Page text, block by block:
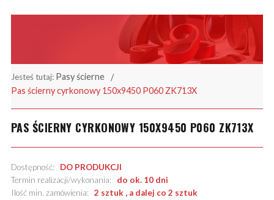
Jesteś tutaj: Pasy ścierne
Pas ścierny cyrkonowy 150x9450 P060 ZK713X
PAS ŚCIERNY CYRKONOWY 150X9450 P060 ZK713X
Dostępność: DO PRODUKCJI
Termin realizacji/wykonania: do ok. 10 dni
Ilość min. zamówienia: 2 sztuk , a dalej co 2 sztuk